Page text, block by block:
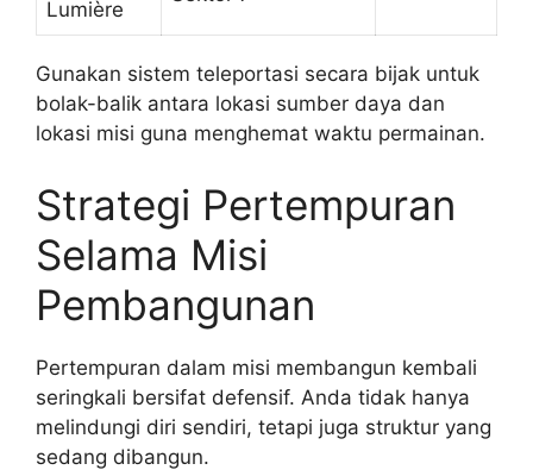
Lumière
Gunakan sistem teleportasi secara bijak untuk
bolak-balik antara lokasi sumber daya dan
lokasi misi guna menghemat waktu permainan.
Strategi Pertempuran
Selama Misi
Pembangunan
Pertempuran dalam misi membangun kembali
seringkali bersifat defensif. Anda tidak hanya
melindungi diri sendiri, tetapi juga struktur yang
sedang dibangun.